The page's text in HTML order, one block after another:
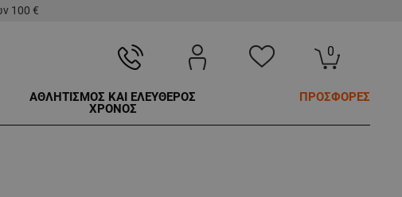
100 €
0
ΑΘΛΗΤΙΣΜΟΣ ΚΑΙ ΕΛΕΥΘΕΡΟΣ
ΧΡΟΝΟΣ
ΠΡΟΣΦΟΡΕΣ